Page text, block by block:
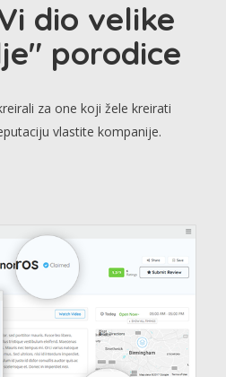
dio velike
porodice
za one koji žele kreirati
vlastite kompanije.